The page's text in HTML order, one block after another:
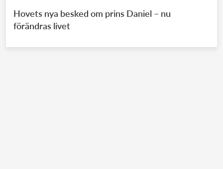
Hovets nya besked om prins Daniel – nu
förändras livet